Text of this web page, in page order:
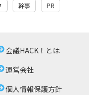
幹事 PR
会議HACK！とは
運営会社
個人情報保護方針